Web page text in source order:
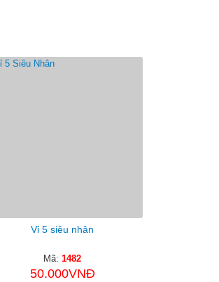
Vỉ 5 siêu nhân
Mã: 1482
50.000VNĐ